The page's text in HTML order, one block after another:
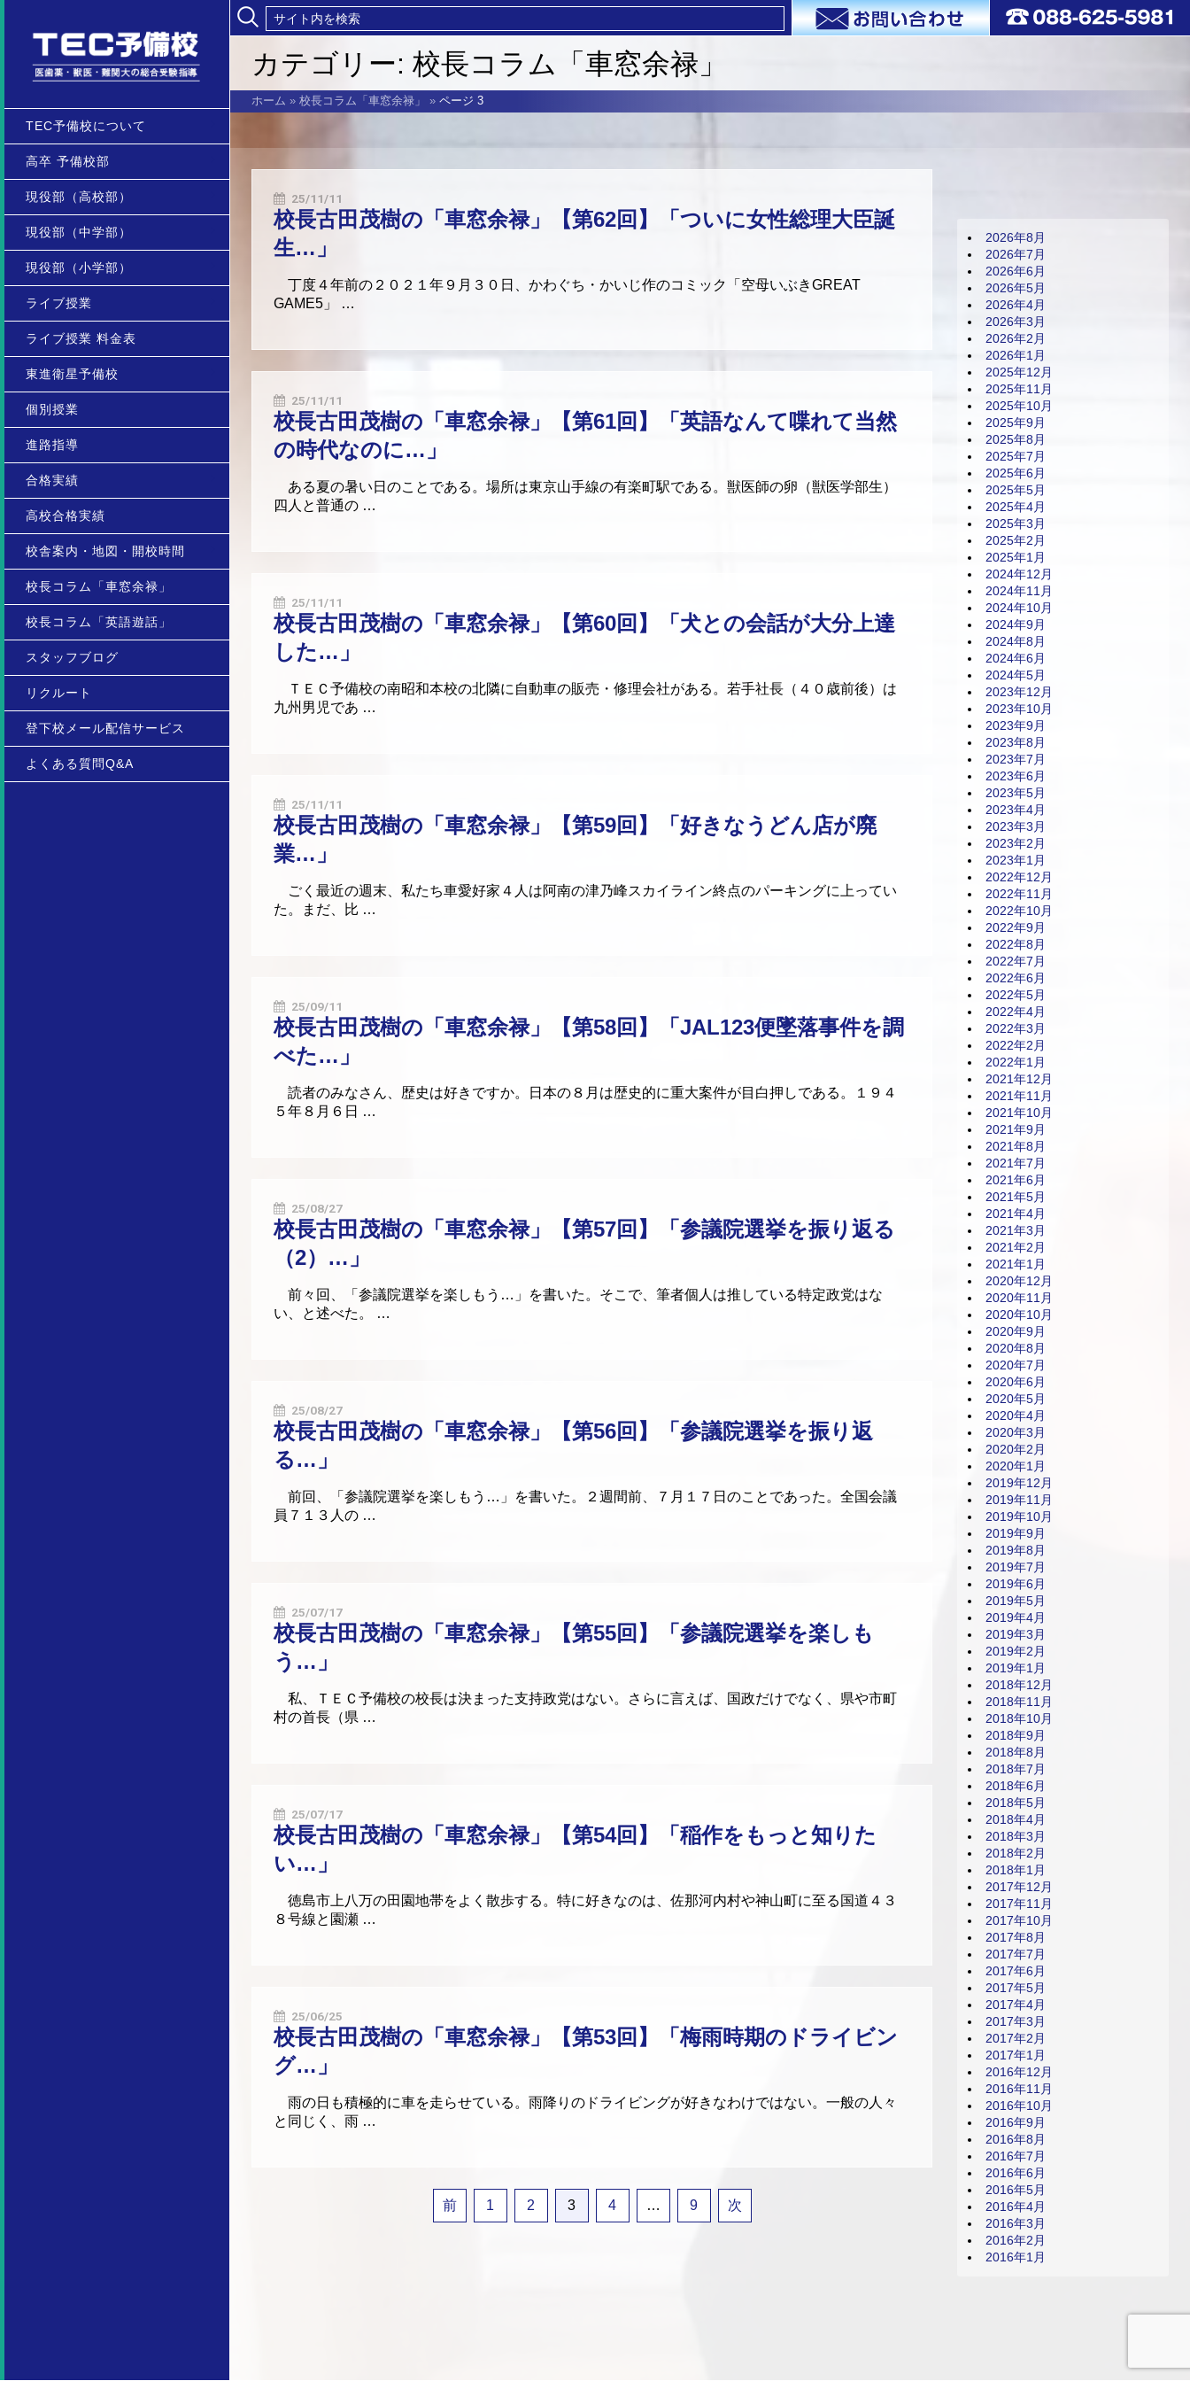
TEC予備校について
高卒 予備校部
現役部（高校部）
現役部（中学部）
現役部（小学部）
ライブ授業
ライブ授業 料金表
東進衛星予備校
個別授業
進路指導
合格実績
高校合格実績
校舎案内・地図・開校時間
校長コラム「車窓余禄」
校長コラム「英語遊話」
スタッフブログ
リクルート
登下校メール配信サービス
よくある質問Q&A
カテゴリー: 校長コラム「車窓余禄」
ホーム » 校長コラム「車窓余禄」 » ページ 3
25/11/11
校長古田茂樹の「車窓余禄」【第62回】「ついに女性総理大臣誕
生…」
丁度４年前の２０２１年９月３０日、かわぐち・かいじ作のコミック「空母いぶきGREAT
GAME5」 …
25/11/11
校長古田茂樹の「車窓余禄」【第61回】「英語なんて喋れて当然
の時代なのに…」
ある夏の暑い日のことである。場所は東京山手線の有楽町駅である。獣医師の卵（獣医学部生）
四人と普通の …
25/11/11
校長古田茂樹の「車窓余禄」【第60回】「犬との会話が大分上達
した…」
ＴＥＣ予備校の南昭和本校の北隣に自動車の販売・修理会社がある。若手社長（４０歳前後）は
九州男児であ …
25/11/11
校長古田茂樹の「車窓余禄」【第59回】「好きなうどん店が廃
業…」
ごく最近の週末、私たち車愛好家４人は阿南の津乃峰スカイライン終点のパーキングに上ってい
た。まだ、比 …
25/09/11
校長古田茂樹の「車窓余禄」【第58回】「JAL123便墜落事件を調
べた…」
読者のみなさん、歴史は好きですか。日本の８月は歴史的に重大案件が目白押しである。１９４
５年８月６日 …
25/08/27
校長古田茂樹の「車窓余禄」【第57回】「参議院選挙を振り返る
（2）…」
前々回、「参議院選挙を楽しもう…」を書いた。そこで、筆者個人は推している特定政党はな
い、と述べた。 …
25/08/27
校長古田茂樹の「車窓余禄」【第56回】「参議院選挙を振り返
る…」
前回、「参議院選挙を楽しもう…」を書いた。２週間前、７月１７日のことであった。全国会議
員７１３人の …
25/07/17
校長古田茂樹の「車窓余禄」【第55回】「参議院選挙を楽しも
う…」
私、ＴＥＣ予備校の校長は決まった支持政党はない。さらに言えば、国政だけでなく、県や市町
村の首長（県 …
25/07/17
校長古田茂樹の「車窓余禄」【第54回】「稲作をもっと知りた
い…」
徳島市上八万の田園地帯をよく散歩する。特に好きなのは、佐那河内村や神山町に至る国道４３
８号線と園瀬 …
25/06/25
校長古田茂樹の「車窓余禄」【第53回】「梅雨時期のドライビン
グ…」
雨の日も積極的に車を走らせている。雨降りのドライビングが好きなわけではない。一般の人々
と同じく、雨 …
前 1 2 3 4 … 9 次
2026年8月
2026年7月
2026年6月
2026年5月
2026年4月
2026年3月
2026年2月
2026年1月
2025年12月
2025年11月
2025年10月
2025年9月
2025年8月
2025年7月
2025年6月
2025年5月
2025年4月
2025年3月
2025年2月
2025年1月
2024年12月
2024年11月
2024年10月
2024年9月
2024年8月
2024年6月
2024年5月
2023年12月
2023年10月
2023年9月
2023年8月
2023年7月
2023年6月
2023年5月
2023年4月
2023年3月
2023年2月
2023年1月
2022年12月
2022年11月
2022年10月
2022年9月
2022年8月
2022年7月
2022年6月
2022年5月
2022年4月
2022年3月
2022年2月
2022年1月
2021年12月
2021年11月
2021年10月
2021年9月
2021年8月
2021年7月
2021年6月
2021年5月
2021年4月
2021年3月
2021年2月
2021年1月
2020年12月
2020年11月
2020年10月
2020年9月
2020年8月
2020年7月
2020年6月
2020年5月
2020年4月
2020年3月
2020年2月
2020年1月
2019年12月
2019年11月
2019年10月
2019年9月
2019年8月
2019年7月
2019年6月
2019年5月
2019年4月
2019年3月
2019年2月
2019年1月
2018年12月
2018年11月
2018年10月
2018年9月
2018年8月
2018年7月
2018年6月
2018年5月
2018年4月
2018年3月
2018年2月
2018年1月
2017年12月
2017年11月
2017年10月
2017年8月
2017年7月
2017年6月
2017年5月
2017年4月
2017年3月
2017年2月
2017年1月
2016年12月
2016年11月
2016年10月
2016年9月
2016年8月
2016年7月
2016年6月
2016年5月
2016年4月
2016年3月
2016年2月
2016年1月